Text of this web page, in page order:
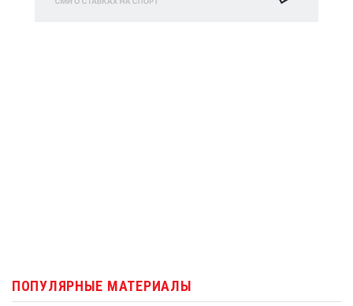
ПОПУЛЯРНЫЕ МАТЕРИАЛЫ